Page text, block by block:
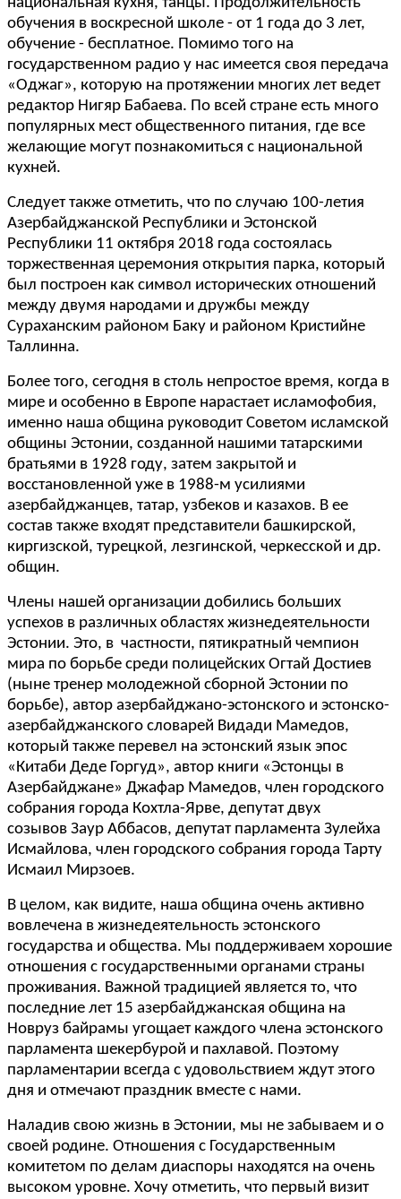
обучения в воскресной школе - от 1 года до 3 лет,
обучение - бесплатное. Помимо того на
государственном радио у нас имеется своя передача
«Оджаг», которую на протяжении многих лет ведет
редактор Нигяр Бабаева. По всей стране есть много
популярных мест общественного питания, где все
желающие могут познакомиться с национальной
кухней.
Следует также отметить, что по случаю 100-летия
Азербайджанской Республики и Эстонской
Республики 11 октября 2018 года состоялась
торжественная церемония открытия парка, который
был построен как символ исторических отношений
между двумя народами и дружбы между
Сураханским районом Баку и районом Кристийне
Таллинна.
Более того, сегодня в столь непростое время, когда в
мире и особенно в Европе нарастает исламофобия,
именно наша община руководит Советом исламской
общины Эстонии, созданной нашими татарскими
братьями в 1928 году, затем закрытой и
восстановленной уже в 1988-м усилиями
азербайджанцев, татар, узбеков и казахов. В ее
состав также входят представители башкирской,
киргизской, турецкой, лезгинской, черкесской и др.
общин.
Члены нашей организации добились больших
успехов в различных областях жизнедеятельности
Эстонии. Это, в частности, пятикратный чемпион
мира по борьбе среди полицейских Огтай Достиев
(ныне тренер молодежной сборной Эстонии по
борьбе), автор азербайджано-эстонского и эстонско-
азербайджанского словарей Видади Мамедов,
который также перевел на эстонский язык эпос
«Китаби Деде Горгуд», автор книги «Эстонцы в
Азербайджане» Джафар Мамедов, член городского
собрания города Кохтла-Ярве, депутат двух
созывов Заур Аббасов, депутат парламента Зулейха
Исмайлова, член городского собрания города Тарту
Исмаил Мирзоев.
В целом, как видите, наша община очень активно
вовлечена в жизнедеятельность эстонского
государства и общества. Мы поддерживаем хорошие
отношения с государственными органами страны
проживания. Важной традицией является то, что
последние лет 15 азербайджанская община на
Новруз байрамы угощает каждого члена эстонского
парламента шекербурой и пахлавой. Поэтому
парламентарии всегда с удовольствием ждут этого
дня и отмечают праздник вместе с нами.
Наладив свою жизнь в Эстонии, мы не забываем и о
своей родине. Отношения с Государственным
комитетом по делам диаспоры находятся на очень
высоком уровне. Хочу отметить, что первый визит